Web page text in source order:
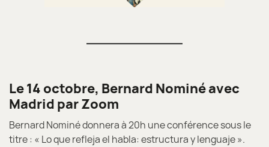
Le 14 octobre, Bernard Nominé avec
Madrid par Zoom
Bernard Nominé donnera à 20h une conférence sous le
titre : « Lo que refleja el habla: estructura y lenguaje ».